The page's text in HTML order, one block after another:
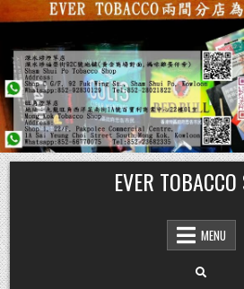
Skip
to
content
EVER
MENU